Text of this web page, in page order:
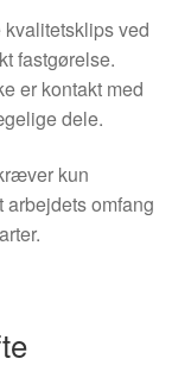
ved
fastgørelse.
er kontakt med
dele.
kun
omfang